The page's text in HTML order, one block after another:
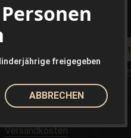
erhalten?
Ich
Versandkosten
freigegeben
ABBRECHEN